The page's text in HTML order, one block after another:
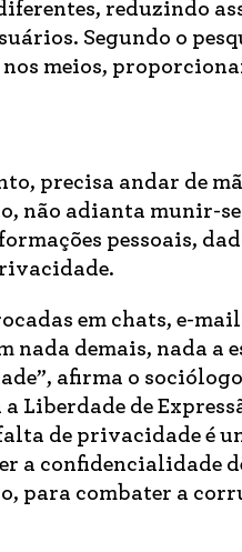
reduzindo
Segundo o
meios,
precisa andar de
não adianta munir-se
pessoais,
em chats, e-
nada demais, nada a
afirma o
Liberdade de
de privacidade é
a confidencialidade
para combater a